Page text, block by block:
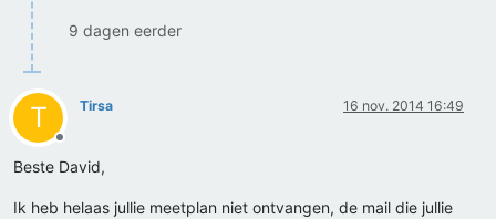
9 dagen eerder
T
Offline
Tirsa 16 nov. 2014 16:49
Beste David,
Ik heb helaas jullie meetplan niet ontvangen, de mail die jullie